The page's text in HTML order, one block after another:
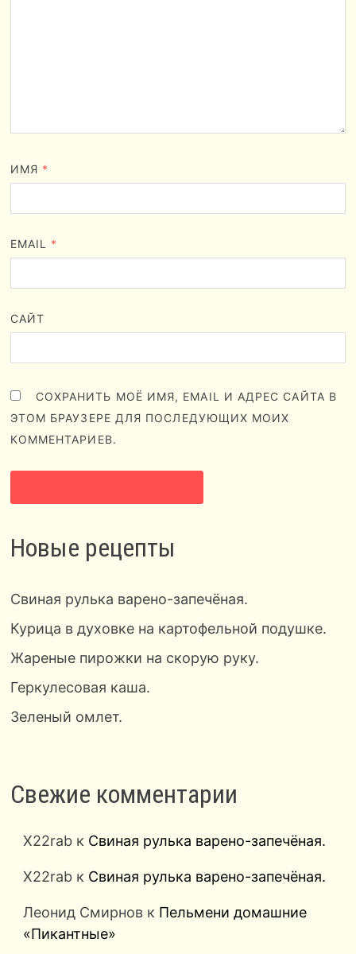
ИМЯ *
EMAIL *
САЙТ
СОХРАНИТЬ МОЁ ИМЯ, EMAIL И АДРЕС САЙТА В
ЭТОМ БРАУЗЕРЕ ДЛЯ ПОСЛЕДУЮЩИХ МОИХ
КОММЕНТАРИЕВ.
Новые рецепты
Свиная рулька варено-запечёная.
Курица в духовке на картофельной подушке.
Жареные пирожки на скорую руку.
Геркулесовая каша.
Зеленый омлет.
Свежие комментарии
X22rabк Свиная рулька варено-запечёная.
X22rabк Свиная рулька варено-запечёная.
Леонид Смирновк Пельмени домашние
«Пикантные»